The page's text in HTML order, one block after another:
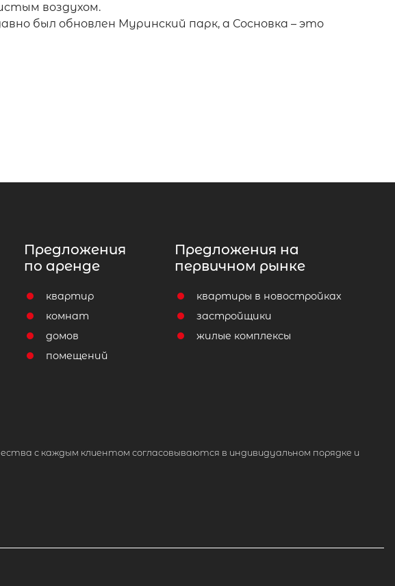
воздухом.
был обновлен Муринский парк, а Сосновка – это
Предложения
по аренде
квартир
комнат
домов
помещений
Предложения на
первичном рынке
квартиры в новостройках
застройщики
жилые комплексы
с каждым клиентом согласовываются в индивидуальном порядке и